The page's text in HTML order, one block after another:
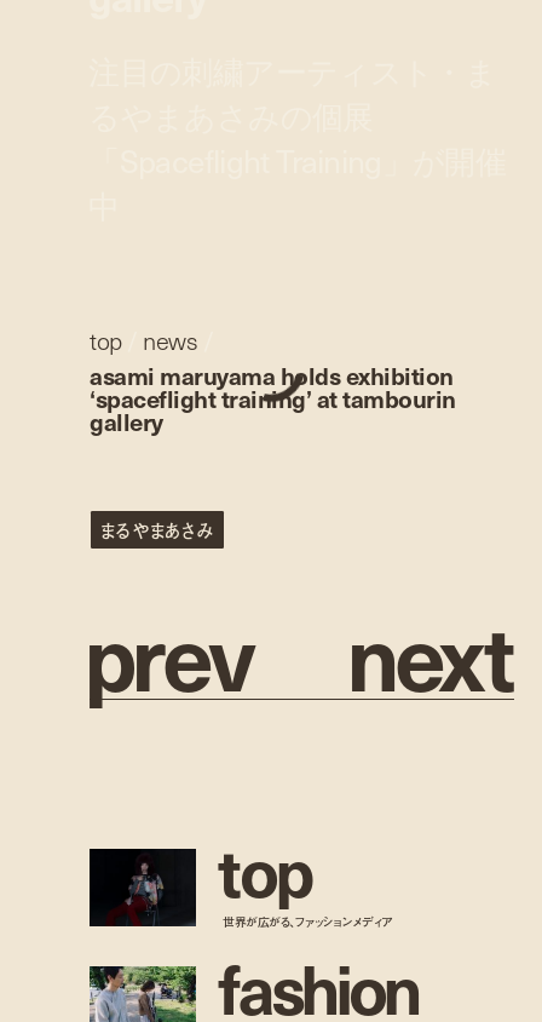
top/ news
asami maruyama holds exhibition
‘spaceflight training’ at tambourin
gallery
まるやまあさみ
prev next
top
世界が広がる、ファッションメディア
fashion